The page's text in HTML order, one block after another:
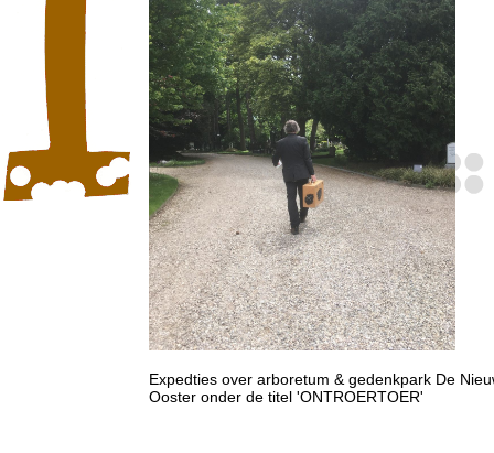
Expedties over arboretum & gedenkpark De
Ooster onder de titel 'ONTROERTOER'